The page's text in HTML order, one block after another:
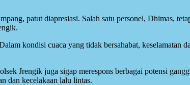
patut diapresiasi. Salah satu personel, Dhimas,
kondisi cuaca yang tidak bersahabat, keselamatan
Jrengik juga sigap merespons berbagai potensi
dan kecelakaan lalu lintas.